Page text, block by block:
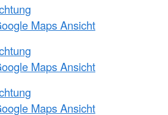
Maps Ansicht
Maps Ansicht
Maps Ansicht